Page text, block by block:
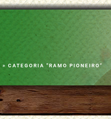
» CATEGORIA "RAMO PIONEIRO"